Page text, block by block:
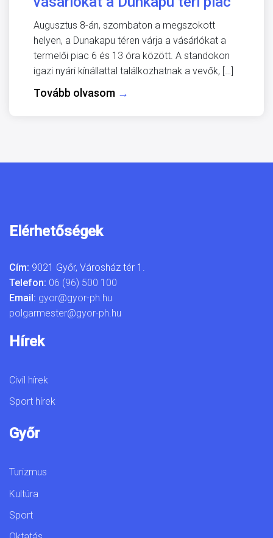
Augusztus 8-án, szombaton a megszokott
helyen, a Dunakapu téren várja a vásárlókat a
termelői piac 6 és 13 óra között. A standokon
igazi nyári kínállattal találkozhatnak a vevők, […]
Tovább olvasom →
Elérhetőségek
Cím: 9021 Győr, Városház tér 1.
Telefon: 06 (96) 500 100
Email: gyor@gyor-ph.hu
polgarmester@gyor-ph.hu
Hírek
Civil hírek
Sport hírek
Győr
Turizmus
Kultúra
Sport